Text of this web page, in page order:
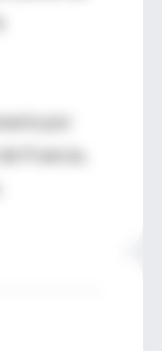
por
Francia,